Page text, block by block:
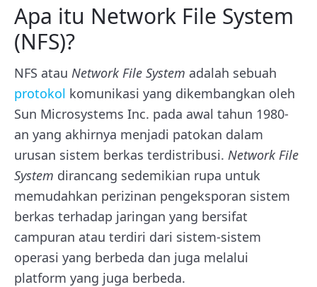
Apa itu Network File System
(NFS)?
NFS atau Network File System adalah sebuah
protokol komunikasi yang dikembangkan oleh
Sun Microsystems Inc. pada awal tahun 1980-
an yang akhirnya menjadi patokan dalam
urusan sistem berkas terdistribusi. Network File
System dirancang sedemikian rupa untuk
memudahkan perizinan pengeksporan sistem
berkas terhadap jaringan yang bersifat
campuran atau terdiri dari sistem-sistem
operasi yang berbeda dan juga melalui
platform yang juga berbeda.